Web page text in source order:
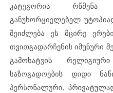
კატეგორია – რწმენა –
განუხორციელებელ
შეიძლება ეს მცირე
თვითგადარჩენის იმუნური
გამოხატვის
საზოგადოების დიდი
პერსონალური,